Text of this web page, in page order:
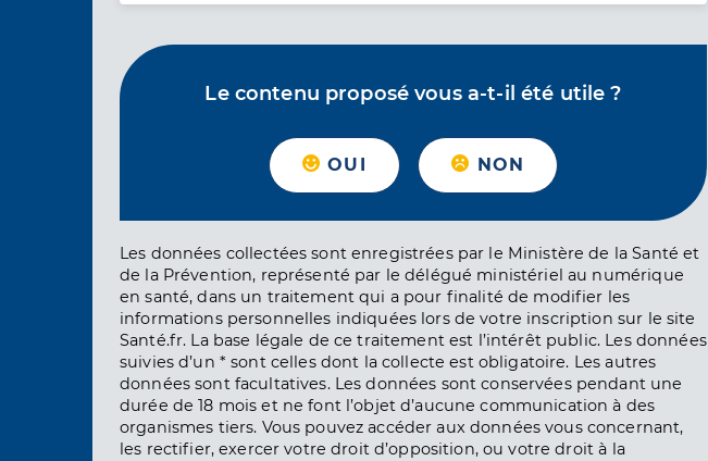
Le contenu proposé vous a-t-il été utile ?
OUI NON
Les données collectées sont enregistrées par le Ministère de la Santé et
de la Prévention, représenté par le délégué ministériel au numérique
en santé, dans un traitement qui a pour finalité de modifier les
informations personnelles indiquées lors de votre inscription sur le site
Santé.fr. La base légale de ce traitement est l’intérêt public. Les données
suivies d’un * sont celles dont la collecte est obligatoire. Les autres
données sont facultatives. Les données sont conservées pendant une
durée de 18 mois et ne font l’objet d’aucune communication à des
organismes tiers. Vous pouvez accéder aux données vous concernant,
les rectifier, exercer votre droit d’opposition, ou votre droit à la